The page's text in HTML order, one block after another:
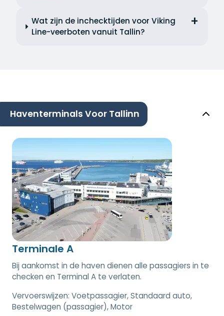
Wat zijn de inchecktijden voor Viking
Line-veerboten vanuit Tallin?
Haventerminals Voor Tallinn
Terminale A
Bij aankomst in de haven dienen alle passagiers in te
checken en Terminal A te verlaten.
Vervoerswijzen: Voetpassagier, Standaard auto,
Bestelwagen (passagier), Motor